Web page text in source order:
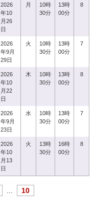
2026
年10
月26
日
月
10時
30分
13時
00分
8
2026
年9月
29日
火
10時
30分
13時
00分
7
2026
年10
月22
日
木
10時
30分
13時
00分
8
2026
年9月
23日
水
10時
30分
13時
00分
7
2026
年10
月13
日
火
13時
30分
16時
00分
8
10